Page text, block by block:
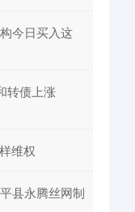
今日买入这
转债上涨
维权
县永腾丝网制